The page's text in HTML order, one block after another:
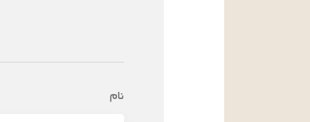
نام